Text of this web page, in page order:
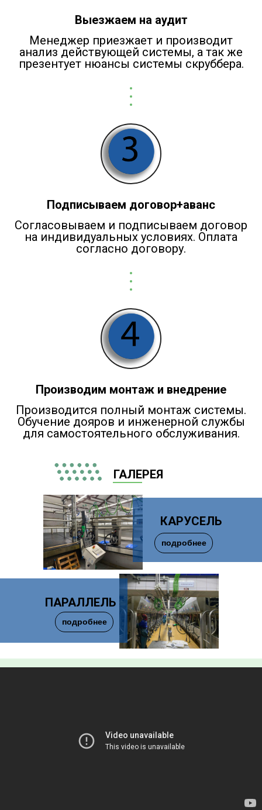
Выезжаем на аудит
Менеджер приезжает и производит
анализ действующей системы, а так же
презентует нюансы системы скруббера.
Подписываем договор+аванс
Согласовываем и подписываем договор
на индивидуальных условиях. Оплата
согласно договору.
Производим монтаж и внедрение
Производится полный монтаж системы.
Обучение дояров и инженерной службы
для самостоятельного обслуживания.
ГАЛЕРЕЯ
КАРУСЕЛЬ
подробнее
ПАРАЛЛЕЛЬ
подробнее